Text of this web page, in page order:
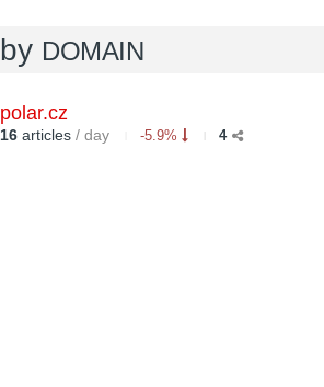
by DOMAIN
polar.cz
16 articles / day -5.9% 4